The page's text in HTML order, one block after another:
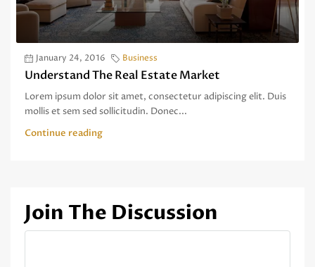
January 24, 2016 Business
Understand The Real Estate Market
Lorem ipsum dolor sit amet, consectetur adipiscing elit. Duis
mollis et sem sed sollicitudin. Donec...
Continue reading
Join The Discussion